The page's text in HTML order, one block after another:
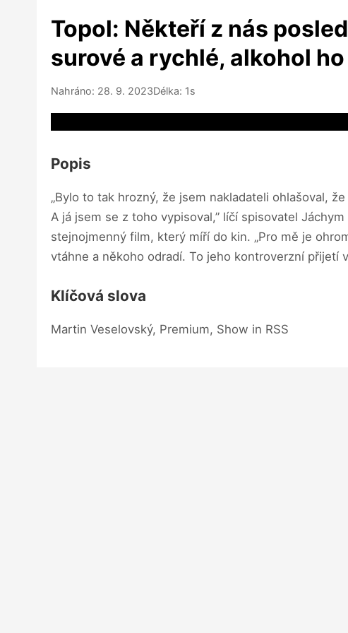
Topol: Někteří z nás
surové a rychlé, alkohol
Nahráno: 28. 9. 2023Délka: 1s
Popis
„Bylo to tak hrozný, že jsem nakladateli ohlašoval,
A já jsem se z toho vypisoval,” líčí spisovatel
stejnojmenný film, který míří do kin. „Pro mě je
vtáhne a někoho odradí. To jeho kontroverzní přijetí
Klíčová slova
Martin Veselovský, Premium, Show in RSS